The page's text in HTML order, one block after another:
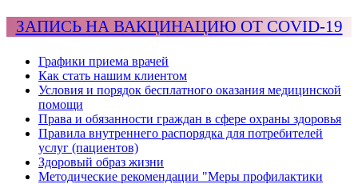
ЗАПИСЬ НА ВАКЦИНАЦИЮ ОТ COVID-19
Графики приема врачей
Как стать нашим клиентом
Условия и порядок бесплатного оказания медицинской
помощи
Права и обязанности граждан в сфере охраны здоровья
Правила внутреннего распорядка для потребителей
услуг (пациентов)
Здоровый образ жизни
Методические рекомендации "Меры профилактики